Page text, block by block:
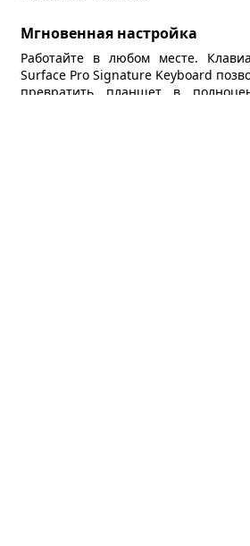
Мгновенная настройка
Работайте в любом месте.
Surface Pro Signature Keyboard
превратить планшет в